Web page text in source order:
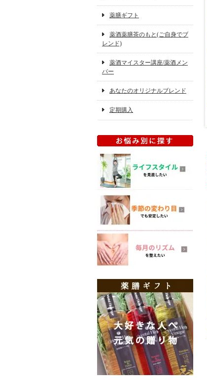
薬膳ギフト
薬酒薬膳茶のもと(ご自身でブ
レンド)
薬酒マイスター講座/薬酒メン
バー
あなたのオリジナルブレンド
定期購入